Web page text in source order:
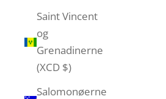
Saint Vincent
og
Grenadinerne
(XCD $)
Salomonøerne